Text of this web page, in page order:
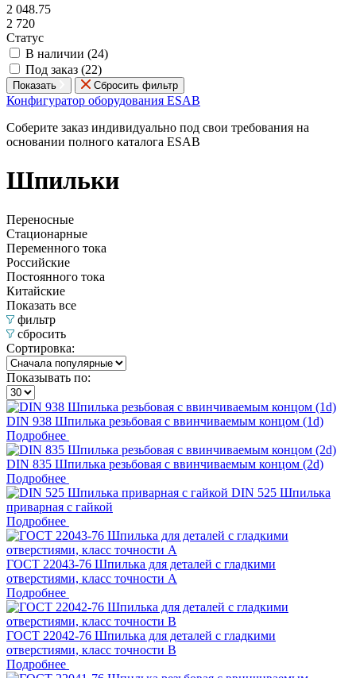
2 048.75
2 720
Статус
В наличии (24)
Под заказ (22)
Показать Сбросить фильтр
Конфигуратор оборудования ESAB
Соберите заказ индивидуально под свои требования на
основании полного каталога ESAB
Шпильки
Переносные
Стационарные
Переменного тока
Российские
Постоянного тока
Китайские
Показать все
фильтр
сбросить
Сортировка:
Показывать по:
DIN 938 Шпилька резьбовая с ввинчиваемым концом (1d)
Подробнее
DIN 835 Шпилька резьбовая с ввинчиваемым концом (2d)
Подробнее
DIN 525 Шпилька
приварная с гайкой
Подробнее
ГОСТ 22043-76 Шпилька для деталей с гладкими
отверстиями, класс точности A
Подробнее
ГОСТ 22042-76 Шпилька для деталей с гладкими
отверстиями, класс точности B
Подробнее